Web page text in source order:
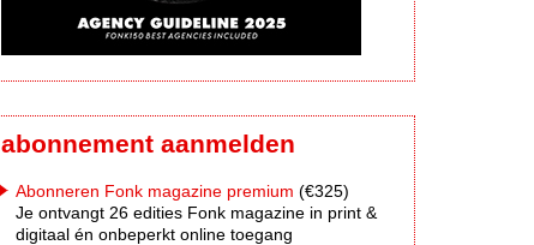
abonnement aanmelden
Abonneren Fonk magazine premium (€325)
Je ontvangt 26 edities Fonk magazine in print &
digitaal én onbeperkt online toegang